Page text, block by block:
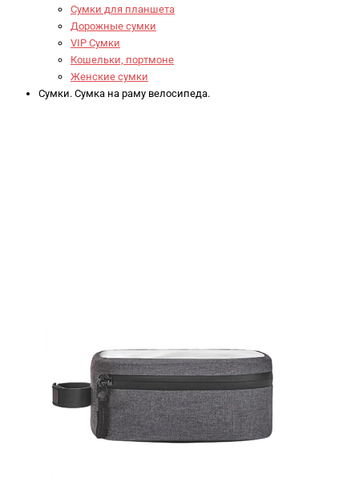
Сумки для планшета
Дорожные сумки
VIP Сумки
Кошельки, портмоне
Женские сумки
Сумки. Сумка на раму велосипеда.